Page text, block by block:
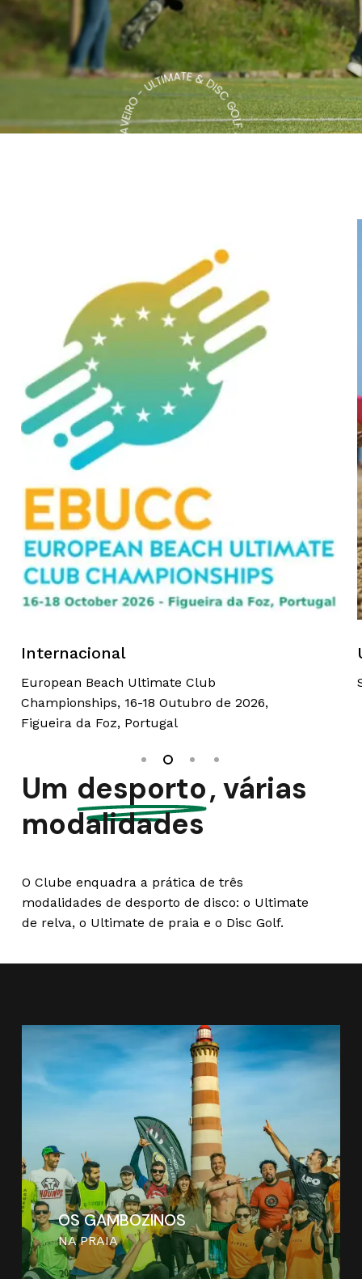
Internacional
European Beach Ultimate Club
Championships, 16-18 Outubro de 2026,
Figueira da Foz, Portugal
Um desporto, várias
modalidades
O Clube enquadra a prática de três
modalidades de desporto de disco: o Ultimate
de relva, o Ultimate de praia e o Disc Golf.
OS GAMBOZINOS
NA PRAIA